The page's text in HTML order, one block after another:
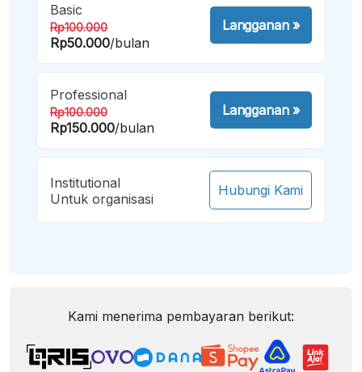
Basic
Rp100.000
Rp50.000/bulan
Langganan»
Professional
Rp100.000
Rp150.000/bulan
Langganan»
Institutional
Untuk organisasi
Hubungi Kami
Kami menerima pembayaran berikut: